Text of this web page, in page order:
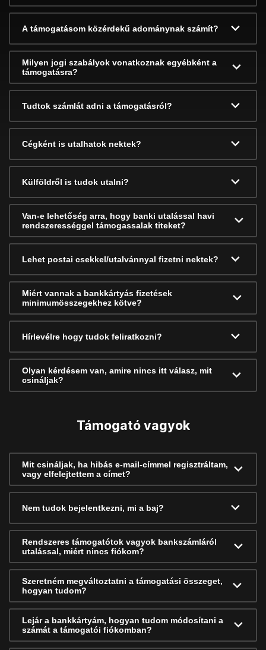
A támogatásom közérdekű adománynak számít?
Milyen jogi szabályok vonatkoznak egyébként a
támogatásra?
Tudtok számlát adni a támogatásról?
Cégként is utalhatok nektek?
Külföldről is tudok utalni?
Van-e lehetőség arra, hogy banki utalással havi
rendszerességgel támogassalak titeket?
Lehet postai csekkel/utalvánnyal fizetni nektek?
Miért vannak a bankkártyás fizetések
minimumösszegekhez kötve?
Hírlevélre hogy tudok feliratkozni?
Olyan kérdésem van, amire nincs itt válasz, mit
csináljak?
Támogató vagyok
Mit csináljak, ha hibás e-mail-címmel regisztráltam,
vagy elfelejtettem a címet?
Nem tudok bejelentkezni, mi a baj?
Rendszeres támogatótok vagyok bankszámláról
utalással, miért nincs fiókom?
Szeretném megváltoztatni a támogatási összeget,
hogyan tudom?
Lejár a bankkártyám, hogyan tudom módosítani a
számát a támogatói fiókomban?